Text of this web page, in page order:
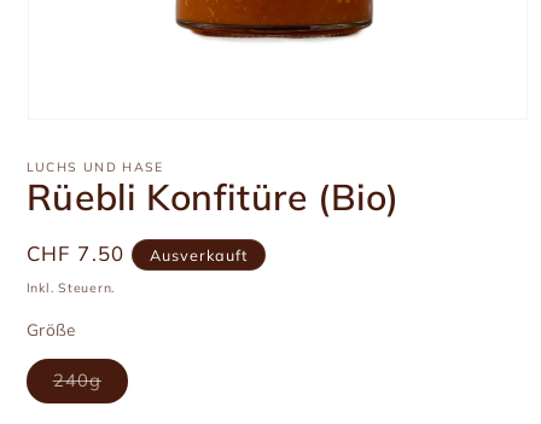
in
Modal
öffnen
LUCHS UND HASE
Rüebli Konfitüre (Bio)
Üblicher
Preis
CHF 7.50 Ausverkauft
Inkl. Steuern.
Größe
240gVariante
ausverkauft